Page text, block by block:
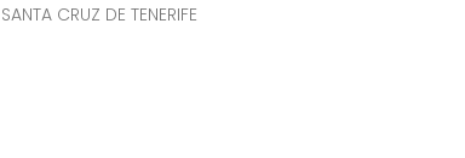
SANTA CRUZ DE TENERIFE